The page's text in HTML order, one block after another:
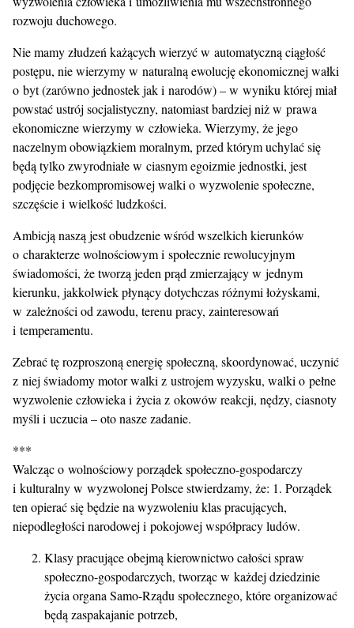
rozwoju duchowego.
Nie mamy złudzeń każących wierzyć w automatyczną ciągłość
postępu, nie wierzymy w naturalną ewolucję ekonomicznej wałki
o byt (zarówno jednostek jak i narodów) – w wyniku której miał
powstać ustrój socjalistyczny, natomiast bardziej niż w prawa
ekonomiczne wierzymy w człowieka. Wierzymy, że jego
naczelnym obowiązkiem moralnym, przed którym uchylać się
będą tylko zwyrodniałe w ciasnym egoizmie jednostki, jest
podjęcie bezkompromisowej walki o wyzwolenie społeczne,
szczęście i wielkość ludzkości.
Ambicją naszą jest obudzenie wśród wszelkich kierunków
o charakterze wolnościowym i społecznie rewolucyjnym
świadomości, że tworzą jeden prąd zmierzający w jednym
kierunku, jakkolwiek płynący dotychczas różnymi łożyskami,
w zależności od zawodu, terenu pracy, zainteresowań
i temperamentu.
Zebrać tę rozproszoną energię społeczną, skoordynować, uczynić
z niej świadomy motor walki z ustrojem wyzysku, walki o pełne
wyzwolenie człowieka i życia z okowów reakcji, nędzy, ciasnoty
myśli i uczucia – oto nasze zadanie.
***
Walcząc o wolnościowy porządek społeczno-gospodarczy
i kulturalny w wyzwolonej Polsce stwierdzamy, że: 1. Porządek
ten opierać się będzie na wyzwoleniu klas pracujących,
niepodległości narodowej i pokojowej współpracy ludów.
Klasy pracujące obejmą kierownictwo całości spraw
społeczno-gospodarczych, tworząc w każdej dziedzinie
życia organa Samo-Rządu społecznego, które organizować
będą zaspakajanie potrzeb,